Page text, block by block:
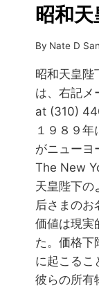
昭和
By Nate D
昭和天皇
は、右記メ
at (310)
１９８９
がニューヨ
The New
天皇陛下の
后さまのお
価値は現実
た。価格下
に起こるこ
彼らの所有